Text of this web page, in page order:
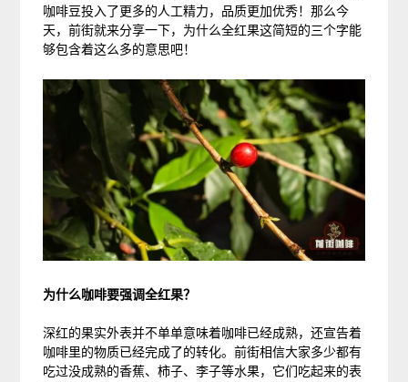
咖啡豆投入了更多的人工精力，品质更加优秀！那么今
天，前街就来分享一下，为什么全红果这简短的三个字能
够包含着这么多的意思吧！
为什么咖啡要强调全红果？
深红的果实外表并不单单意味着咖啡已经成熟，还宣告着
咖啡里的物质已经完成了的转化。前街相信大家多少都有
吃过没成熟的香蕉、柿子、李子等水果，它们吃起来的表